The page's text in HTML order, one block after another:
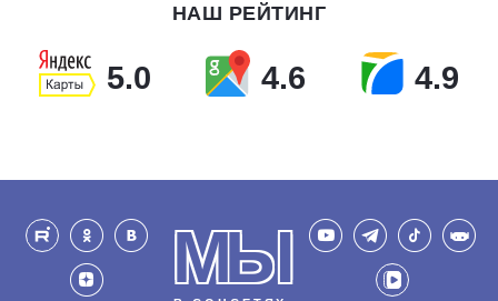
НАШ РЕЙТИНГ
5.0 4.6 4.9
МЫ